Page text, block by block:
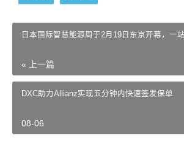
日本国际智慧能源周于2月19日东京开幕，一
« 上一篇
DXC助力Allianz实现五分钟内快速签发保单
08-06